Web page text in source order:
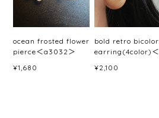
ocean frosted flower
pierce＜a3032＞
¥1,680
bold retro bicolor
earring(4color)＜
¥2,100